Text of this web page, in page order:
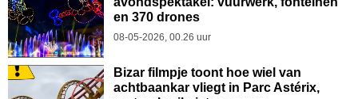
en 370 drones
08-05-2026, 00.26 uur
Bizar filmpje toont hoe wiel van
achtbaankar vliegt in Parc Astérix,